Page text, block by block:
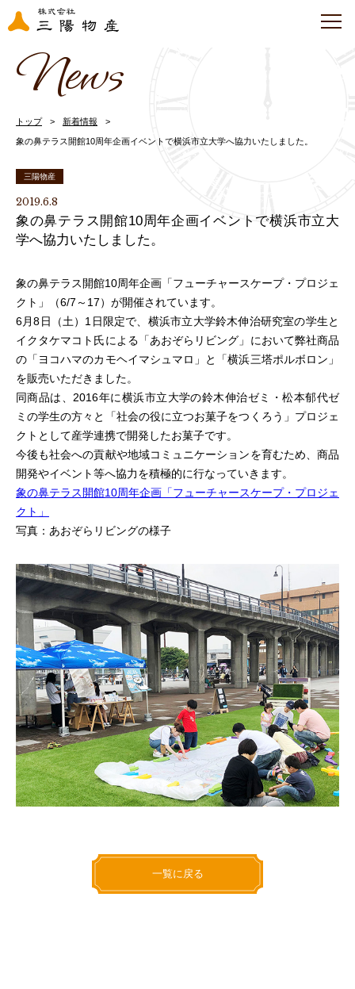
News
トップ 新着情報
象の鼻テラス開館10周年企画イベントで横浜市立大学へ協力いたしました。
三陽物産
2019.6.8
象の鼻テラス開館10周年企画イベントで横浜市立大
学へ協力いたしました。
象の鼻テラス開館10周年企画「フューチャースケープ・プロジェ
クト」（6/7～17）が開催されています。
6月8日（土）1日限定で、横浜市立大学鈴木伸治研究室の学生と
イクタケマコト氏による「あおぞらリビング」において弊社商品
の「ヨコハマのカモヘイマシュマロ」と「横浜三塔ポルボロン」
を販売いただきました。
同商品は、2016年に横浜市立大学の鈴木伸治ゼミ・松本郁代ゼ
ミの学生の方々と「社会の役に立つお菓子をつくろう」プロジェ
クトとして産学連携で開発したお菓子です。
今後も社会への貢献や地域コミュニケーションを育むため、商品
開発やイベント等へ協力を積極的に行なっていきます。
象の鼻テラス開館10周年企画「フューチャースケープ・プロジェ
クト」
写真：あおぞらリビングの様子
一覧に戻る